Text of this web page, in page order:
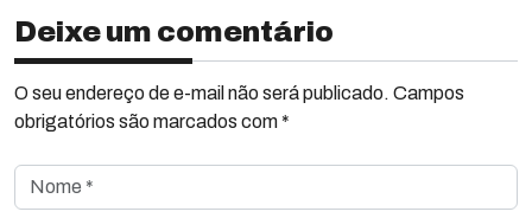
Deixe um comentário
O seu endereço de e-mail não será publicado. Campos
obrigatórios são marcados com *
Nome *